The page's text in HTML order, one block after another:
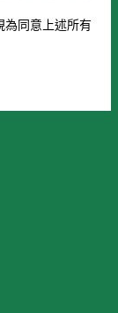
為同意上述所有